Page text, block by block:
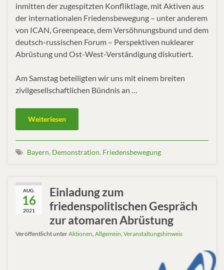
inmitten der zugespitzten Konfliktlage, mit Aktiven aus
der internationalen Friedensbewegung – unter anderem
von ICAN, Greenpeace, dem Versöhnungsbund und dem
deutsch-russischen Forum – Perspektiven nuklearer
Abrüstung und Ost-West-Verständigung diskutiert.
Am Samstag beteiligten wir uns mit einem breiten
zivilgesellschaftlichen Bündnis an …
Weiterlesen
Bayern, Demonstration, Friedensbewegung
AUG.
16
2021
Einladung zum
friedenspolitischen Gespräch
zur atomaren Abrüstung
Veröffentlicht unterAktionen, Allgemein, Veranstaltungshinweis